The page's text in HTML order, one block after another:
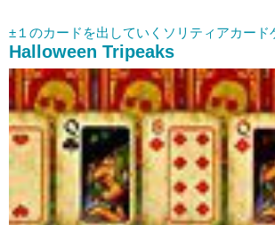
±１のカードを出していくソリティアカード
Halloween Tripeaks